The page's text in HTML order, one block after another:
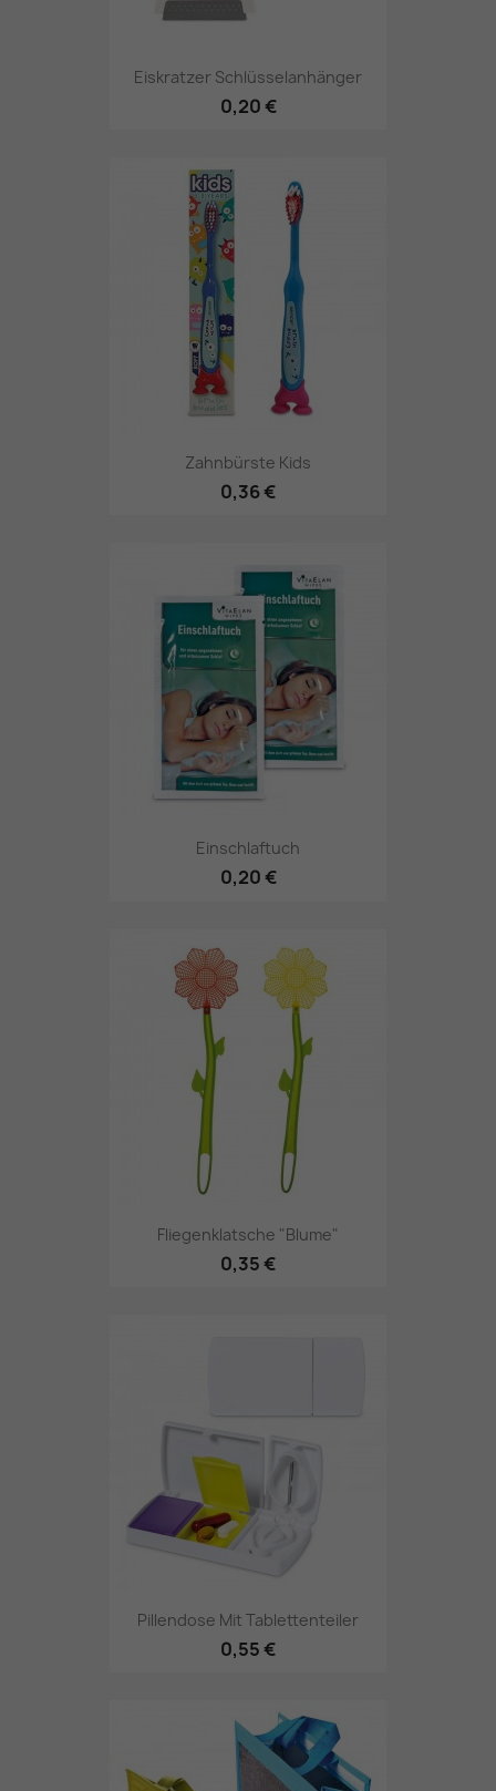
Eiskratzer Schlüsselanhänger
0,20 €
Zahnbürste Kids
0,36 €
Einschlaftuch
0,20 €
Fliegenklatsche "Blume"
0,35 €
Pillendose Mit Tablettenteiler
0,55 €